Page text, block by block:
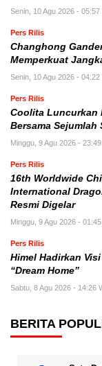
Senin, 10 Agu 2026 - 05:57
Pers Rilis
Changhong
Memperkuat
Senin, 10 Agu 2026 - 04:22
Pers Rilis
Coolita Luncurkan
Bersama Sejumlah
Minggu, 9 Agu 2026 -
Pers Rilis
16th Worldwide
International
Resmi Digelar
Minggu, 9 Agu 2026 -
Pers Rilis
Himel Hadirkan
“Dream Home”
Sabtu, 8 Agu 2026 - 14:26
BERITA